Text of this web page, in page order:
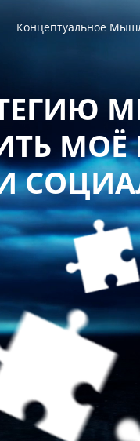
Концептуальное
МОЁ